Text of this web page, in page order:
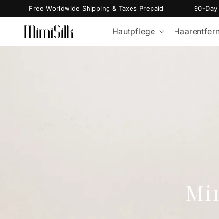
zumFree Worldwide Shipping & Taxes Prepaid 90-Day
Hautpflege